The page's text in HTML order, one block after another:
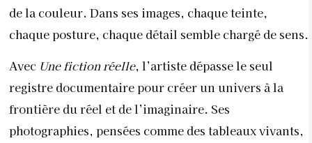
de la couleur. Dans ses images, chaque teinte,
chaque posture, chaque détail semble chargé de sens.
Avec Une fiction réelle, l’artiste dépasse le seul
registre documentaire pour créer un univers à la
frontière du réel et de l’imaginaire. Ses
photographies, pensées comme des tableaux vivants,